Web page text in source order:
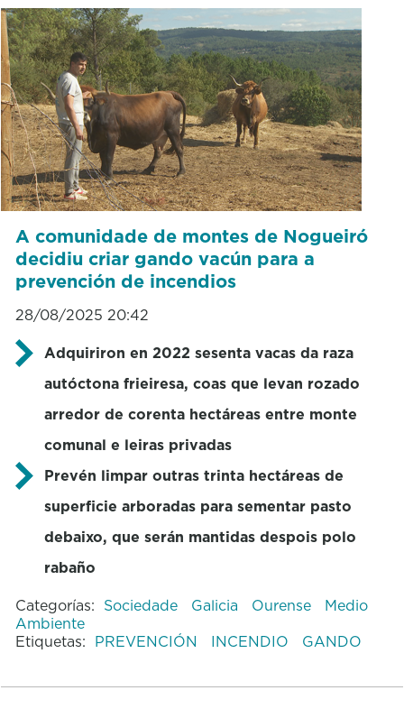
A comunidade de montes de Nogueiró
decidiu criar gando vacún para a
prevención de incendios
28/08/2025 20:42
Adquiriron en 2022 sesenta vacas da raza
autóctona frieiresa, coas que levan rozado
arredor de corenta hectáreas entre monte
comunal e leiras privadas
Prevén limpar outras trinta hectáreas de
superficie arboradas para sementar pasto
debaixo, que serán mantidas despois polo
rabaño
Categorías: Sociedade Galicia Ourense
Medio
Ambiente
Etiquetas: PREVENCIÓN INCENDIO GANDO